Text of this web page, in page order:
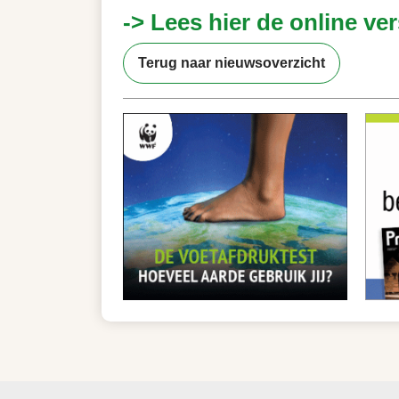
-> Lees hier de online
Terug naar nieuwsoverzicht